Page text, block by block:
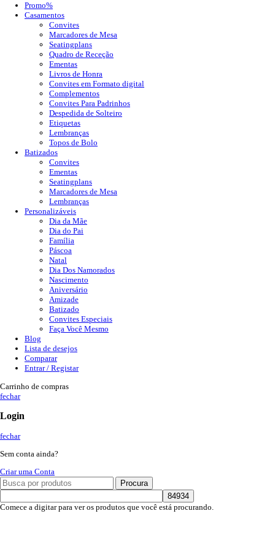
Promo%
Casamentos
Convites
Marcadores de Mesa
Seatingplans
Quadro de Receção
Ementas
Livros de Honra
Convites em Formato digital
Complementos
Convites Para Padrinhos
Despedida de Solteiro
Etiquetas
Lembranças
Topos de Bolo
Batizados
Convites
Ementas
Seatingplans
Marcadores de Mesa
Lembranças
Personalizáveis
Dia da Mãe
Dia do Pai
Família
Páscoa
Natal
Dia Dos Namorados
Nascimento
Aniversário
Amizade
Batizado
Convites Especiais
Faça Você Mesmo
Blog
Lista de desejos
Comparar
Entrar / Registar
Carrinho de compras
fechar
Login
fechar
Sem conta ainda?
Criar uma Conta
Procura
Comece a digitar para ver os produtos que você está procurando.